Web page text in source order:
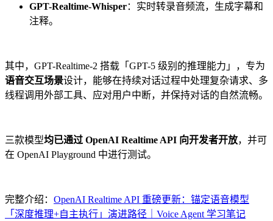
GPT-Realtime-Whisper：实时转录音频流，生成字幕和
注释。
其中，GPT-Realtime-2 搭载「GPT-5 级别的推理能力」，专为
语音交互场景设计，能够在持续对话过程中处理复杂请求、多
线程调用外部工具、应对用户中断，并保持对话的自然流畅。
三款模型均已通过 OpenAI Realtime API 向开发者开放，并可
在 OpenAI Playground 中进行测试。
完整介绍： OpenAI Realtime API 重磅更新：锚定语音模型
「深度推理+自主执行」演进路径｜Voice Agent 学习笔记